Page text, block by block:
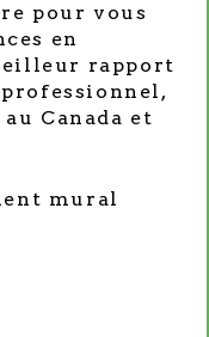
pour vous
en
rapport
Canada et
mural